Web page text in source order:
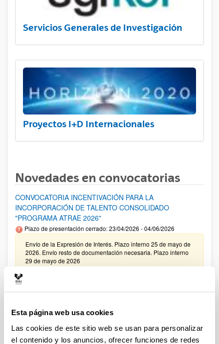
Esta página web usa cookies
Las cookies de este sitio web se usan para personalizar
el contenido y los anuncios, ofrecer funciones de redes
Servicios Generales de Investigación
Proyectos I+D Internacionales
Novedades en convocatorias
CONVOCATORIA INCENTIVACIÓN PARA LA
INCORPORACIÓN DE TALENTO CONSOLIDADO
"PROGRAMA ATRAE 2026"
Plazo de presentación cerrado: 23/04/2026 - 04/06/2026
Envío de la Expresión de Interés. Plazo interno 25 de mayo de
2026. Envío resto de documentación necesaria. Plazo interno
29 de mayo de 2026
Ayudas complementarias de movilidad destinadas a
beneficiarios del programa de formación del profesorado
Plazo de presentación cerrado: 16/01/2025 - 14/02/2025
Convocatoria de ayudas predoctorales: Programa FPU 2024
Plazo de presentación cerrado: 17/01/2025 - 14/02/2025